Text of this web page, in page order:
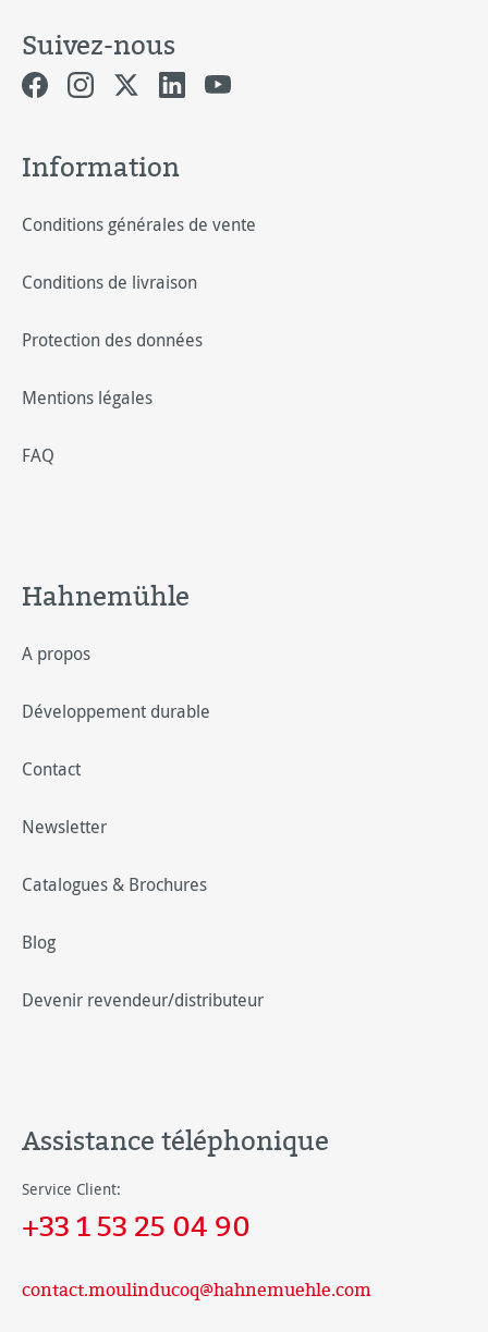
Suivez-nous
Information
Conditions générales de vente
Conditions de livraison
Protection des données
Mentions légales
FAQ
Hahnemühle
A propos
Développement durable
Contact
Newsletter
Catalogues & Brochures
Blog
Devenir revendeur/distributeur
Assistance téléphonique
Service Client:
+33 1 53 25 04 90
contact.moulinducoq@hahnemuehle.com